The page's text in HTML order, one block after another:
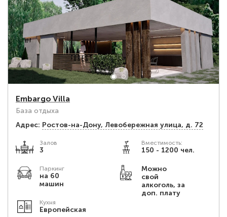
Embargo Villa
База отдыха
Адрес: Ростов-на-Дону, Левобережная улица, д. 72
Залов
3
Вместимость:
150 - 1200 чел.
Паркинг
на 60
машин
Можно
свой
алкоголь, за
доп. плату
Кухня
Европейская